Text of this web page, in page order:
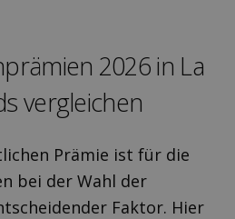
2026 in La
ver­gleichen
Prämie ist für die
bei der Wahl der
Faktor. Hier